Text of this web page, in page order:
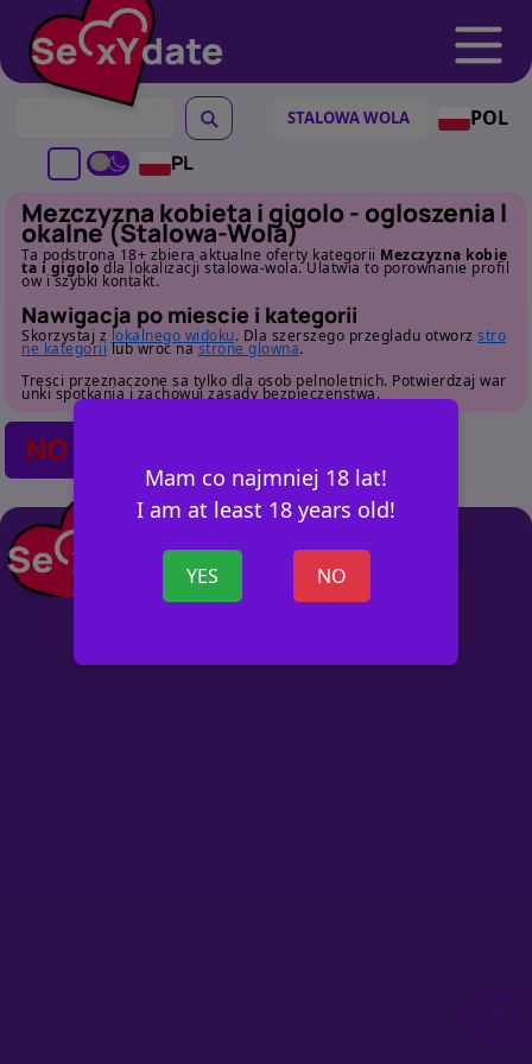
POL
PL
Mam co najmniej 18 lat!
I am at least 18 years old!
YES NO
Mezczyzna kobieta i gigolo - ogloszenia l
okalne (Stalowa-Wola)
Ta podstrona 18+ zbiera aktualne oferty kategorii Mezczyzna kobie
ta i gigolo dla lokalizacji stalowa-wola. Ulatwia to porownanie profil
ow i szybki kontakt.
Nawigacja po miescie i kategorii
Skorzystaj z lokalnego widoku. Dla szerszego przegladu otworz stro
ne kategorii lub wroc nastrone glowna.
Tresci przeznaczone sa tylko dla osob pelnoletnich. Potwierdzaj war
unki spotkania i zachowuj zasady bezpieczenstwa.
NO POSTS FOUND